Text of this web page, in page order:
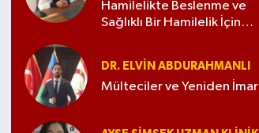
Hamilelikte Beslenme ve
Sağlıklı Bir Hamilelik İçin
DR. ELVIN ABDURAHMANLI
Mülteciler ve Yeniden İmar